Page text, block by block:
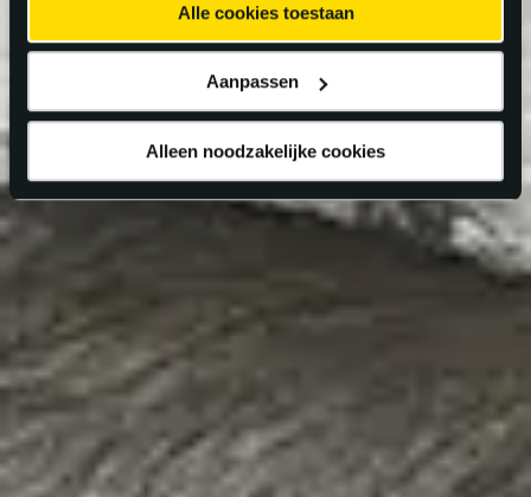
Alle cookies toestaan
Aanpassen
Alleen noodzakelijke cookies